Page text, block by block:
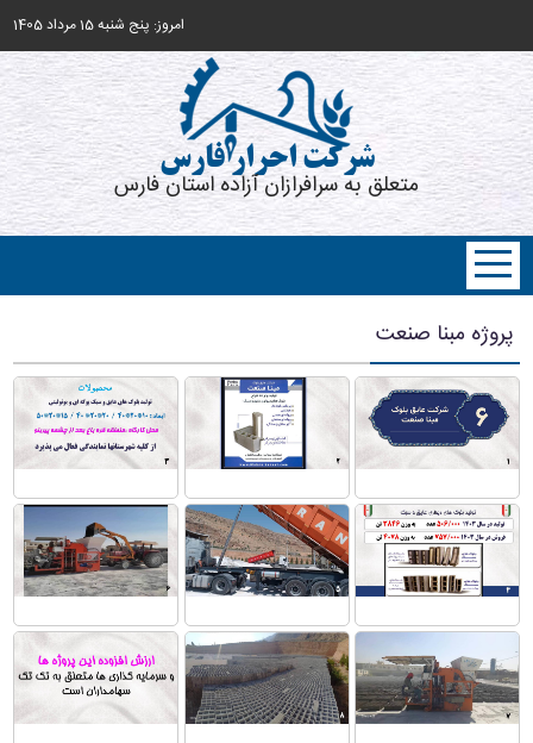
امروز: پنج شنبه 15 مرداد 1405
شرکت احرار فارس
متعلق به سرافرازان آزاده استان فارس
پروژه مبنا صنعت